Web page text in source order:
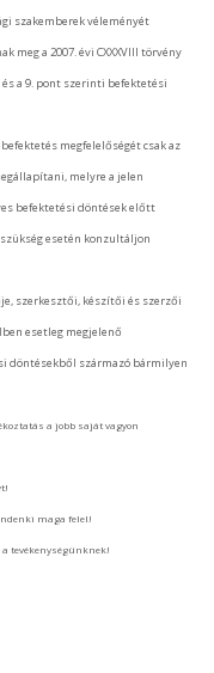
szakemberek véleményét
meg a 2007. évi CXXXVIII törvény
a 9. pont szerinti befektetési
megfelelőségét csak az
melyre a jelen
befektetési döntések előtt
esetén konzultáljon
szerkesztői, készítői és szerzői
esetleg megjelenő
döntésekből származó bármilyen
a jobb saját vagyon
maga felel!
tevékenységünknek!